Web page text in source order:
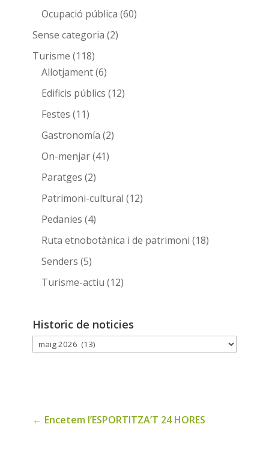
Ocupació pública (60)
Sense categoria (2)
Turisme (118)
Allotjament(6)
Edificis públics (12)
Festes (11)
Gastronomía (2)
On-menjar(41)
Paratges (2)
Patrimoni-cultural (12)
Pedanies (4)
Ruta etnobotànica i de patrimoni (18)
Senders (5)
Turisme-actiu (12)
Historic de noticies
Historic
← Encetem l’ESPORTITZA’T 24 HORES